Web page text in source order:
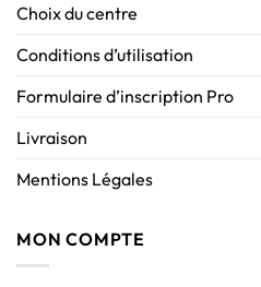
Choix du centre
Conditions d’utilisation
Formulaire d’inscription Pro
Livraison
Mentions Légales
MON COMPTE